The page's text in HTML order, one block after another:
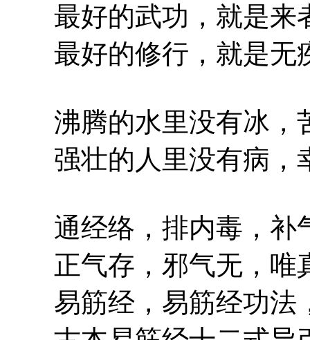
最好的武功，就是来
最好的修行，就是无
沸腾的水里没有冰，
强壮的人里没有病，
通经络，排内毒，补
正气存，邪气无，唯
易筋经，易筋经功法